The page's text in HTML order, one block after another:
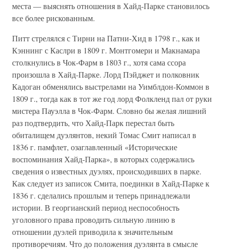
места — выяснять отношения в Хайд-Парке становилось
все более рискованным.
Питт стрелялся с Тирни на Патни-Хид в 1798 г., как и
Кэннинг с Каслри в 1809 г. Монтгомери и Макнамара
столкнулись в Чок-Фарм в 1803 г., хотя сама ссора
произошла в Хайд-Парке. Лорд Пэйджет и полковник
Кадоган обменялись выстрелами на Уимблдон-Коммон в
1809 г., тогда как в тот же год лорд Фолкленд пал от руки
мистера Пауэлла в Чок-Фарм. Словно бы желая лишний
раз подтвердить, что Хайд-Парк перестал быть
обиталищем дуэлянтов, некий Томас Смит написал в
1836 г. памфлет, озаглавленный «Исторические
воспоминания Хайд-Парка», в которых содержались
сведения о известных дуэлях, происходивших в парке.
Как следует из записок Смита, поединки в Хайд-Парке к
1836 г. сделались прошлым и теперь принадлежали
истории. В георгианский период неспособность
уголовного права проводить сильную линию в
отношении дуэлей приводила к значительным
противоречиям. Что до положения дуэлянта в смысле